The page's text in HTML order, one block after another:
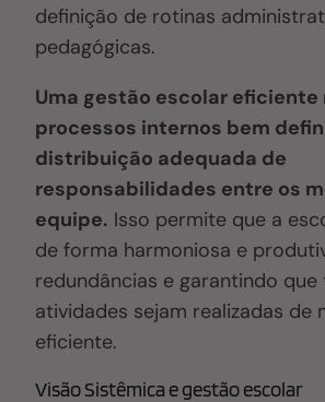
definição de rotinas
pedagógicas.
Uma gestão escolar eficiente
processos internos bem
distribuição adequada de
responsabilidades entre os
equipe. Isso permite que a
de forma harmoniosa e
redundâncias e garantindo que
atividades sejam realizadas de
eficiente.
Visão Sistêmica e gestão escolar